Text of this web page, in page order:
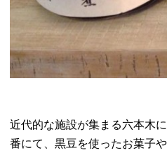
近代的な施設が集まる六本木
番にて、黒豆を使ったお菓子